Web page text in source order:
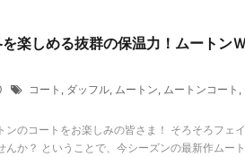
楽しめる抜群の保温力！ムートン
コート , ダッフル, ムートン, ムートンコート ,
ンのコートをお楽しみの皆さま！ そろそろフェ
んか？ ということで、今シーズンの最新作ムー